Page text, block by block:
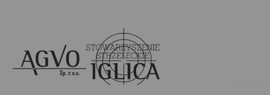
Agvo Iglica